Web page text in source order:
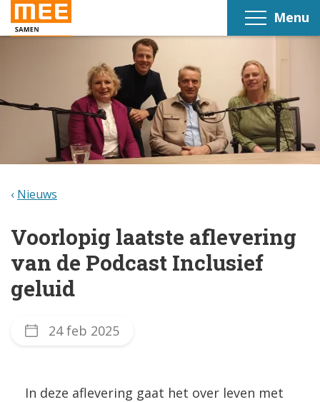
Menu
Nieuws
Voorlopig laatste aflevering
van de Podcast Inclusief
geluid
24 feb 2025
In deze aflevering gaat het over leven met